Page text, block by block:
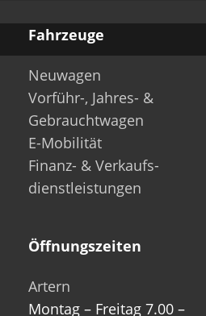
Fahrzeuge
Neuwagen
Vorführ-, Jahres- &
Gebrauchtwagen
E-Mobilität
Finanz- & Verkaufs­-
dienstleistungen
Öffnungszeiten
Artern
Montag – Freitag 7.00 –